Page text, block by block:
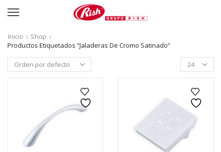
Inicio
Shop
Productos Etiquetados “Jaladeras De Cromo Satinado”
Productos
per